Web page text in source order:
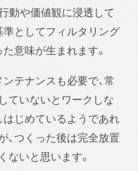
動や価値観に浸透して
準としてフィルタリング
意味が生まれます。
テナンスも必要で、常
ていないとワークしな
はじめているようであれ
、つくった後は完全放置
ないと思います。